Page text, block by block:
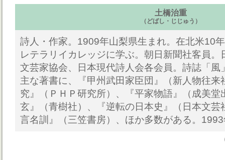
土橋治重
（どばし・じじゅう）
詩人・作家。1909年山梨県生まれ。在北米10
レテラリイカレッジに学ぶ。朝日新聞社客員。
文芸家協会、日本現代詩人会各会員。詩誌「風
主な著書に、『甲州武田家臣団』（新人物往来
究』（ＰＨＰ研究所）、『平家物語』（成美堂
玄』（青樹社）、『逆転の日本史』（日本文芸
言名訓』（三笠書房）、ほか多数がある。